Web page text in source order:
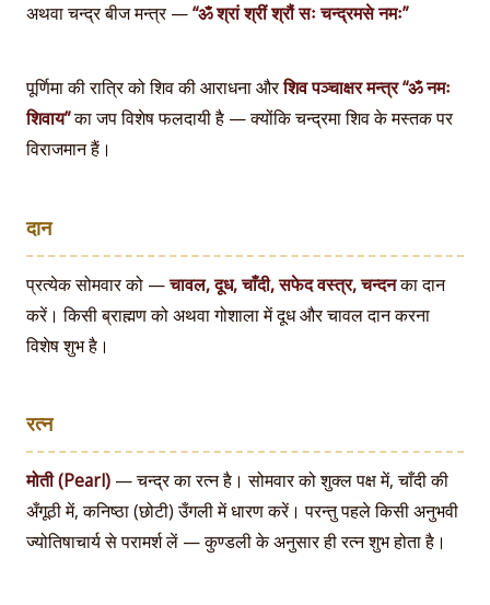
अथवा चन्द्र बीज मन्त्र —“ॐ श्रां श्रीं श्रौं सः चन्द्रमसे नमः”
पूर्णिमा की रात्रि को शिव की आराधना औरशिव पञ्चाक्षर मन्त्र “ॐ नमः
शिवाय”का जप विशेष फलदायी है — क्योंकि चन्द्रमा शिव के मस्तक पर
विराजमान हैं।
दान
प्रत्येक सोमवार को —चावल, दूध, चाँदी, सफेद वस्त्र, चन्दनका दान
करें। किसी ब्राह्मण को अथवा गोशाला में दूध और चावल दान करना
विशेष शुभ है।
रत्न
मोती (Pearl) — चन्द्र का रत्न है। सोमवार को शुक्ल पक्ष में, चाँदी की
अँगूठी में, कनिष्ठा (छोटी) उँगली में धारण करें। परन्तु पहले किसी अनुभवी
ज्योतिषाचार्य से परामर्श लें — कुण्डली के अनुसार ही रत्न शुभ होता है।